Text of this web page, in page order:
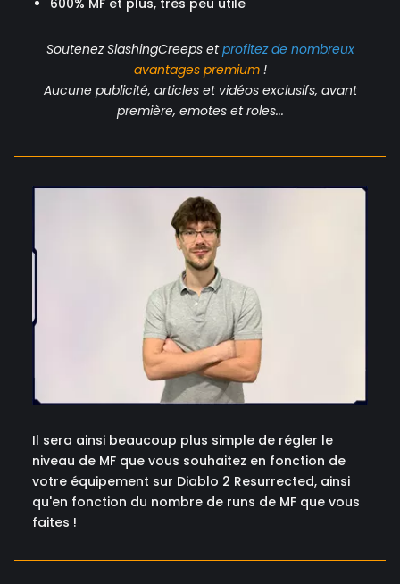
600% MF et plus, très peu utile
Soutenez SlashingCreeps etprofitez de nombreux
avantagespremium!
Aucune publicité, articles et vidéos exclusifs, avant
première, emotes et roles...
Il sera ainsi beaucoup plus simple de régler le
niveau de MF que vous souhaitez en fonction de
votre équipement sur Diablo 2 Resurrected, ainsi
qu'en fonction du nombre de runs de MF que vous
faites !